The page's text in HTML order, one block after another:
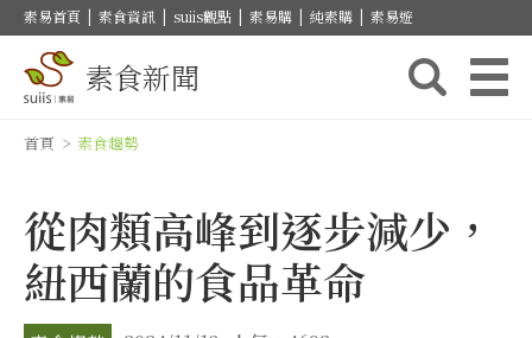
素易首頁 | 素食資訊 | suiis觀點 | 素易購 | 純素購 | 素易遊
素食新聞
首頁 > 素食趨勢
從肉類高峰到逐步減少，
紐西蘭的食品革命